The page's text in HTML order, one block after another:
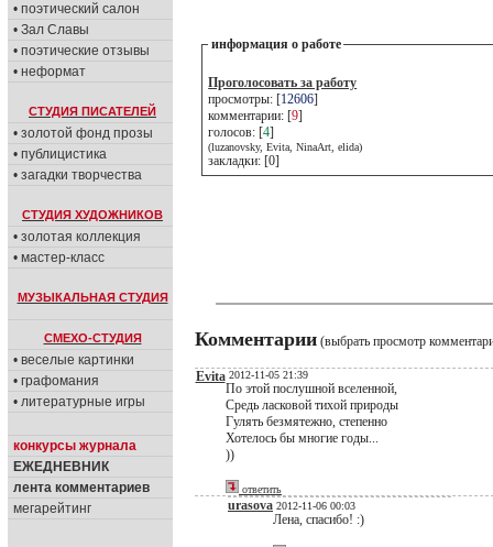
• поэтический салон
• Зал Славы
• поэтические отзывы
• неформат
СТУДИЯ ПИСАТЕЛЕЙ
• золотой фонд прозы
• публицистика
• загадки творчества
СТУДИЯ ХУДОЖНИКОВ
• золотая коллекция
• мастер-класс
МУЗЫКАЛЬНАЯ СТУДИЯ
СМЕХО-СТУДИЯ
• веселые картинки
• графомания
• литературные игры
конкурсы журнала
ЕЖЕДНЕВНИК
лента комментариев
мегарейтинг
информация о работе
Проголосовать за работу
просмотры: [12606]
комментарии: [9]
голосов: [4]
(luzanovsky, Evita, NinaArt, elida)
закладки: [0]
Комментарии (выбрать просмотр
Evita 2012-11-05 21:39
По этой послушной вселенной,
Средь ласковой тихой природы
Гулять безмятежно, степенно
Хотелось бы многие годы...
))
ответить
urasova 2012-11-06 00:03
Лена, спасибо! :)